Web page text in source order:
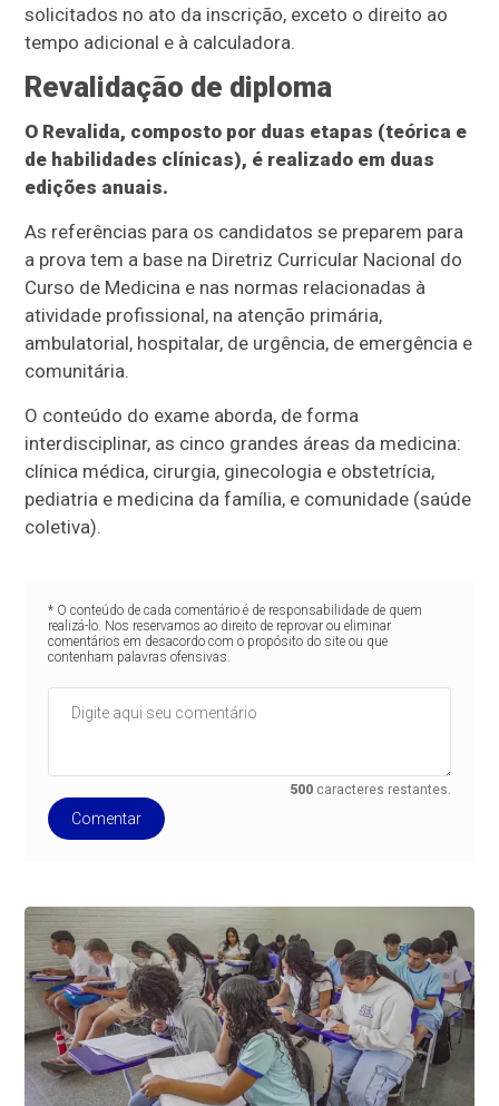
solicitados no ato da inscrição, exceto o direito ao
tempo adicional e à calculadora.
Revalidação de diploma
O Revalida, composto por duas etapas (teórica e
de habilidades clínicas), é realizado em duas
edições anuais.
As referências para os candidatos se preparem para
a prova tem a base na Diretriz Curricular Nacional do
Curso de Medicina e nas normas relacionadas à
atividade profissional, na atenção primária,
ambulatorial, hospitalar, de urgência, de emergência e
comunitária.
O conteúdo do exame aborda, de forma
interdisciplinar, as cinco grandes áreas da medicina:
clínica médica, cirurgia, ginecologia e obstetrícia,
pediatria e medicina da família, e comunidade (saúde
coletiva).
* O conteúdo de cada comentário é de responsabilidade de quem
realizá-lo. Nos reservamos ao direito de reprovar ou eliminar
comentários em desacordo com o propósito do site ou que
contenham palavras ofensivas.
500 caracteres restantes.
Comentar